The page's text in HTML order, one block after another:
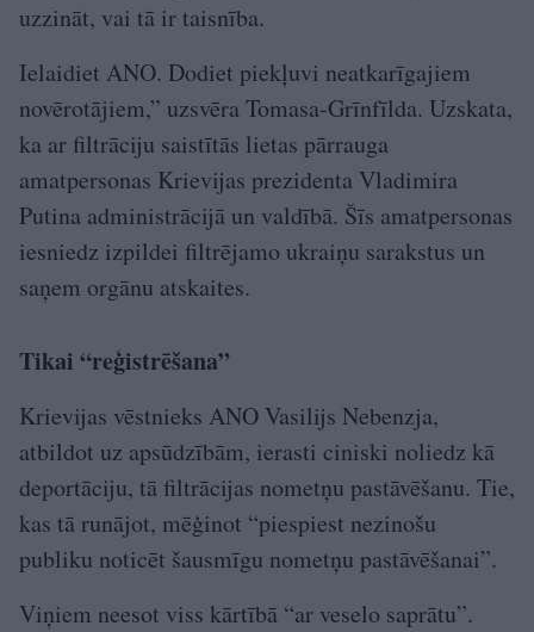
uzzināt, vai tā ir taisnība.
Ielaidiet ANO. Dodiet piekļuvi neatkarīgajiem
novērotājiem,” uzsvēra Tomasa-Grīn­fīlda. Uzskata,
ka ar filtrāciju saistītās lietas pārrauga
amatpersonas Krievijas prezidenta Vladimira
Putina administrācijā un valdībā. Šīs amatpersonas
iesniedz izpildei filtrējamo ukraiņu sarakstus un
saņem orgānu atskaites.
Tikai “reģistrēšana”
Krievijas vēstnieks ANO Vasilijs Nebenzja,
atbildot uz apsūdzībām, ierasti ciniski noliedz kā
deportāciju, tā filtrācijas nometņu pastāvēšanu. Tie,
kas tā runājot, mēģinot “piespiest nezinošu
publiku noticēt šausmīgu nometņu pastāvēšanai”.
Viņiem neesot viss kārtībā “ar veselo saprātu”.